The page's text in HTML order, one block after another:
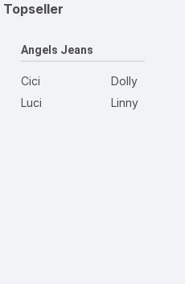
Topseller
Angels Jeans
Cici
Luci
Dolly
Linny